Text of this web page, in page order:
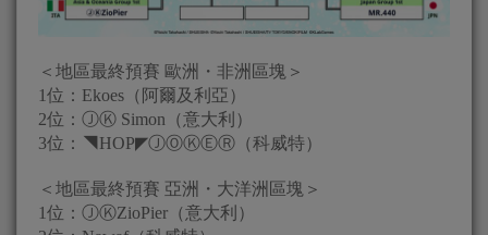
＜地區最終預賽 歐洲・非洲區塊＞
1位：Ekoes（阿爾及利亞）
2位：ⒿⓀ Simon（意大利）
3位：◥HOP◤ⒿⓄⓀⒺⓇ（科威特）
＜地區最終預賽 亞洲・大洋洲區塊＞
1位：ⒿⓀZioPier（意大利）